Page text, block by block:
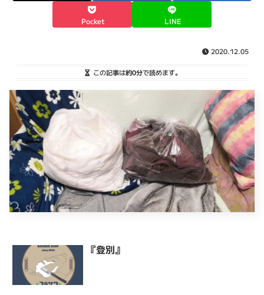
Pocket LINE
2020.12.05
この記事は約0分で読めます。
『登別』